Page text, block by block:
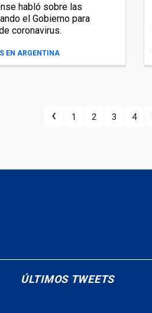
habló sobre las
el Gobierno para
coronavirus.
EN ARGENTINA
‹ 1 2 3 4
ÚLTIMOS TWEETS